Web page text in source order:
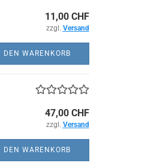
11,00 CHF
zzgl. Versand
DEN WARENKORB
47,00 CHF
zzgl. Versand
DEN WARENKORB